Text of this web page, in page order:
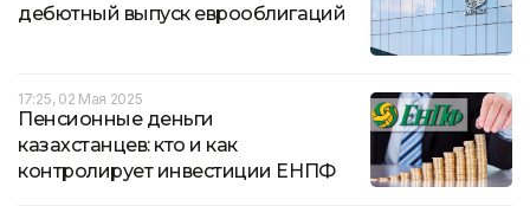
дебютный выпуск еврооблигаций
17:25, 02 Мая 2025
Пенсионные деньги
казахстанцев: кто и как
контролирует инвестиции ЕНПФ